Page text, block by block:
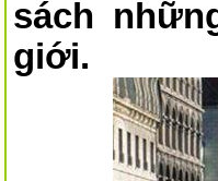
sách
giới.